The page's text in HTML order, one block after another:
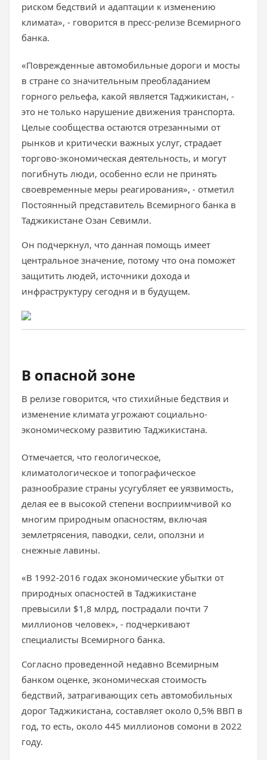
риском бедствий и адаптации к изменению
климата», - говорится в пресс-релизе Всемирного
банка.
«Поврежденные автомобильные дороги и мосты
в стране со значительным преобладанием
горного рельефа, какой является Таджикистан, -
это не только нарушение движения транспорта.
Целые сообщества остаются отрезанными от
рынков и критически важных услуг, страдает
торгово-экономическая деятельность, и могут
погибнуть люди, особенно если не принять
своевременные меры реагирования», - отметил
Постоянный представитель Всемирного банка в
Таджикистане Озан Севимли.
Он подчеркнул, что данная помощь имеет
центральное значение, потому что она поможет
защитить людей, источники дохода и
инфраструктуру сегодня и в будущем.
В опасной зоне
В релизе говорится, что стихийные бедствия и
изменение климата угрожают социально-
экономическому развитию Таджикистана.
Отмечается, что геологическое,
климатологическое и топографическое
разнообразие страны усугубляет ее уязвимость,
делая ее в высокой степени восприимчивой ко
многим природным опасностям, включая
землетрясения, паводки, сели, оползни и
снежные лавины.
«В 1992-2016 годах экономические убытки от
природных опасностей в Таджикистане
превысили $1,8 млрд, пострадали почти 7
миллионов человек», - подчеркивают
специалисты Всемирного банка.
Согласно проведенной недавно Всемирным
банком оценке, экономическая стоимость
бедствий, затрагивающих сеть автомобильных
дорог Таджикистана, составляет около 0,5% ВВП в
год, то есть, около 445 миллионов сомони в 2022
году.